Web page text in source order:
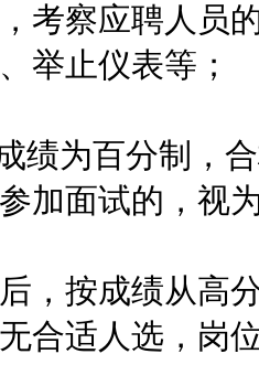
考察应聘人员
举止仪表等；
为百分制，合
加面试的，视
按成绩从高分
合适人选，岗